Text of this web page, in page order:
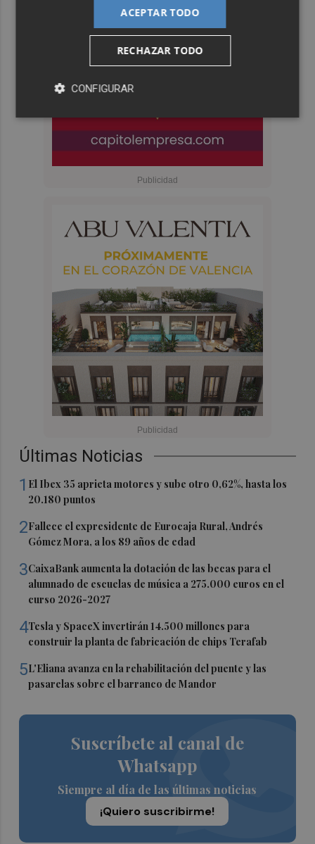
Últimas Noticias
1 El Ibex 35 aprieta motores y sube otro 0,62%, hasta los
20.180 puntos
2Fallece el expresidente de Eurocaja Rural, Andrés
Gómez Mora, a los 89 años de edad
3CaixaBank aumenta la dotación de las becas para el
alumnado de escuelas de música a 275.000 euros en el
curso 2026-2027
4Tesla y SpaceX invertirán 14.500 millones para
construir la planta de fabricación de chips Terafab
5L'Eliana avanza en la rehabilitación del puente y las
pasarelas sobre el barranco de Mandor
Suscríbete al canal de
Whatsapp
Siempre al día de las últimas noticias
¡Quiero suscribirme!
ACEPTAR TODO
RECHAZAR TODO
CONFIGURAR